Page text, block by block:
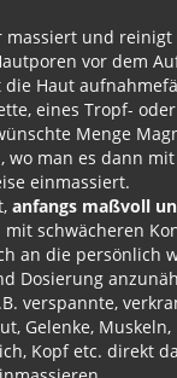
massiert und
vor dem
die Haut
eines Tropf-
Menge
wo man es dann
einmassiert.
anfangs maßvoll
mit schwächeren
an die persönlich
Dosierung
verspannte,
Gelenke, Muskeln,
Kopf etc. direkt